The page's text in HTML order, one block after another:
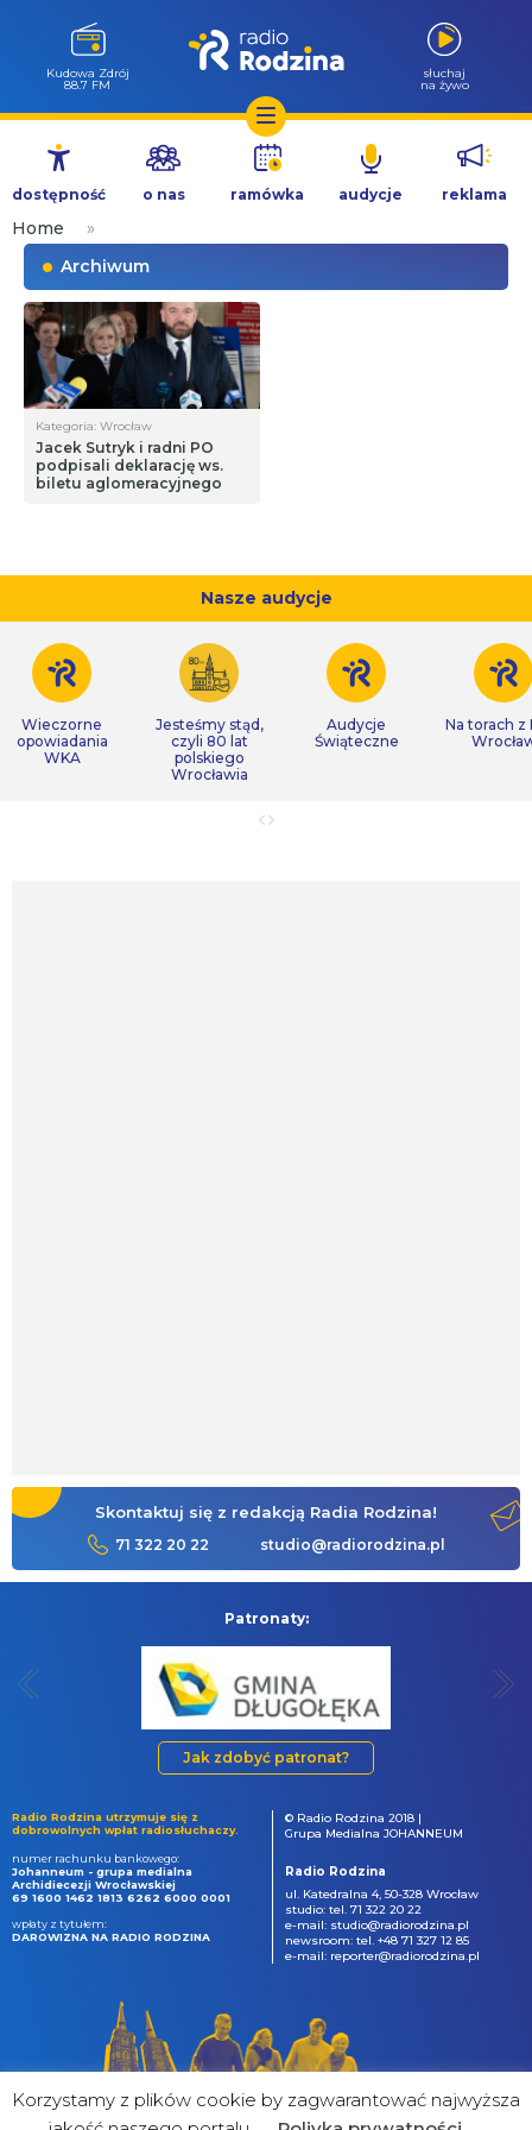
Przejdź
treści
Kudowa Zdrój
88.7 FM
słuchaj
na żywo
dostępność o nas ramówka audycje reklama
Home
»
Archiwum
Kategoria: Wrocław
Jacek Sutryk i radni PO
podpisali deklarację ws.
biletu aglomeracyjnego
Nasze audycje
Wieczorne
opowiadania
WKA
Jesteśmy stąd,
czyli 80 lat
polskiego
Wrocławia
Audycje
Świąteczne
Na torach z
Skontaktuj się z redakcją Radia Rodzina!
71 322 20 22 studio@radiorodzina.pl
Patronaty:
Jak zdobyć patronat?
Radio Rodzina utrzymuje się z
dobrowolnych wpłat radiosłuchaczy.
numer rachunku bankowego:
Johanneum - grupa medialna
Archidiecezji Wrocławskiej
69 1600 1462 1813 6262 6000 0001
wpłaty z tytułem:
DAROWIZNA NA RADIO RODZINA
© Radio Rodzina 2018 |
Grupa Medialna JOHANNEUM
Radio Rodzina
ul. Katedralna 4, 50-328 Wrocław
studio: tel. 71 322 20 22
e-mail: studio@radiorodzina.pl
newsroom: tel. +48 71 327 12 85
e-mail: reporter@radiorodzina.pl
Korzystamy z plików cookie by zagwarantować najwyższa